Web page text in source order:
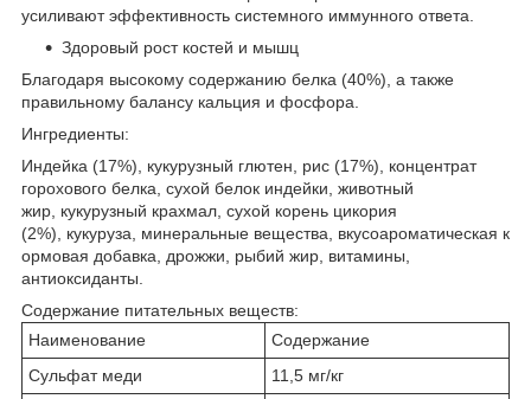
усиливают эффективность системного иммунного ответа.
Здоровый рост костей и мышц
Благодаря высокому содержанию белка (40%), а также
правильному балансу кальция и фосфора.
Ингредиенты:
Индейка (17%), кукурузный глютен, рис (17%), концентрат
горохового белка, сухой белок индейки, животный
жир, кукурузный крахмал, сухой корень цикория
(2%), кукуруза, минеральные вещества, вкусоароматическая к
ормовая добавка, дрожжи, рыбий жир, витамины,
антиоксиданты.
Содержание питательных веществ:
Наименование
Содержание
Сульфат меди
11,5 мг/кг